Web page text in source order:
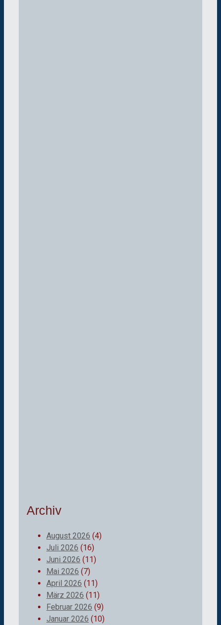
Archiv
August 2026 (4)
Juli 2026 (16)
Juni 2026 (11)
Mai 2026 (7)
April 2026 (11)
März 2026 (11)
Februar 2026 (9)
Januar 2026 (10)